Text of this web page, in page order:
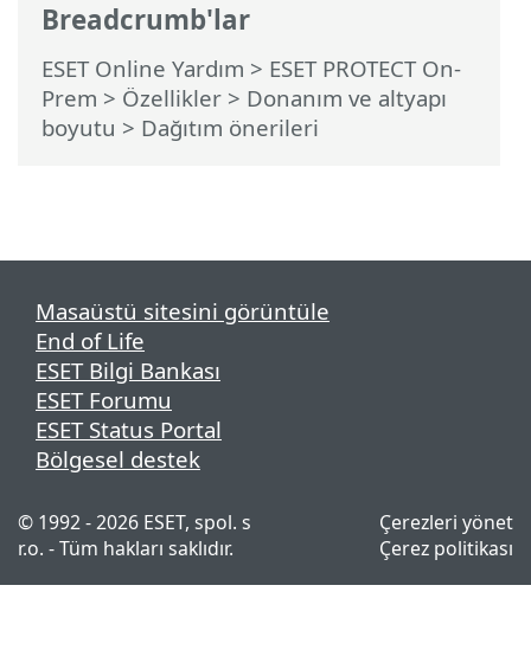
Breadcrumb'lar
ESET Online Yardım > ESET PROTECT On-
Prem > Özellikler > Donanım ve altyapı
boyutu > Dağıtım önerileri
Masaüstü sitesini görüntüle
End of Life
ESET Bilgi Bankası
ESET Forumu
ESET Status Portal
Bölgesel destek
© 1992 - 2026 ESET, spol. s
r.o. - Tüm hakları saklıdır.
Çerezleri yönet
Çerez politikası